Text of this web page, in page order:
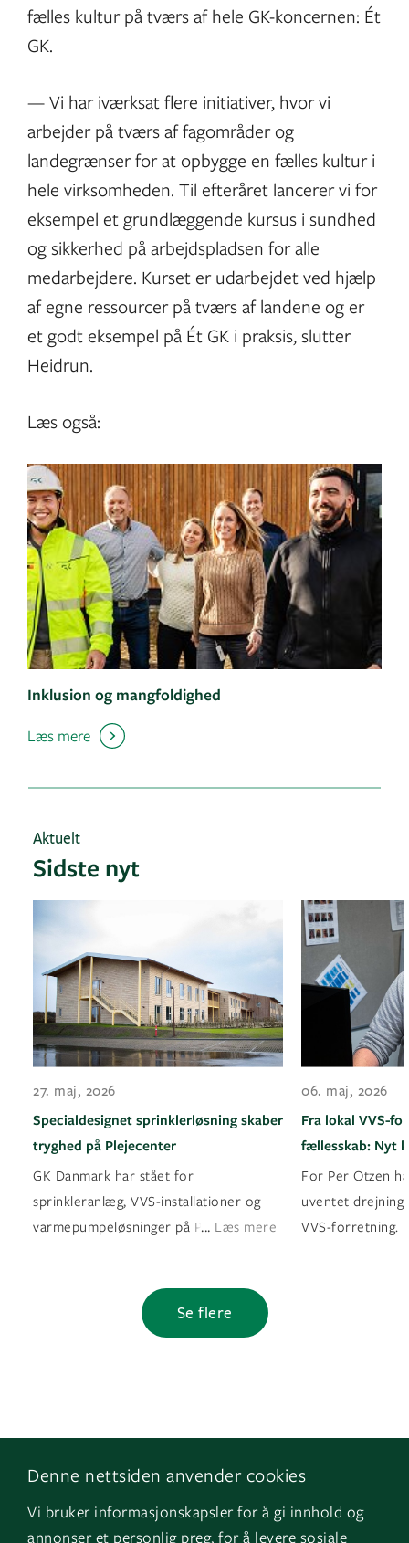
Denne nettsiden anvender cookies
Vi bruker informasjonskapsler for å gi innhold og
annonser et personlig preg, for å levere sosiale
fælles kultur på tværs af hele GK-koncernen: Ét
GK.
— Vi har iværksat flere initiativer, hvor vi
arbejder på tværs af fagområder og
landegrænser for at opbygge en fælles kultur i
hele virksomheden. Til efteråret lancerer vi for
eksempel et grundlæggende kursus i sundhed
og sikkerhed på arbejdspladsen for alle
medarbejdere. Kurset er udarbejdet ved hjælp
af egne ressourcer på tværs af landene og er
et godt eksempel på Ét GK i praksis, slutter
Heidrun.
Læs også:
Inklusion og mangfoldighed
Læs mere
Aktuelt
Sidste nyt
27. maj, 2026
Specialdesignet sprinklerløsning skaber
tryghed på Plejecenter
GK Danmark har stået for
sprinkleranlæg, VVS-installationer og
varmepumpeløsninger på Plejecente
... Læs mere
06. maj, 2026
Fra lokal VVS-
fællesskab: Nyt
For Per Otzen
uventet drejning
VVS-forretning.
Se flere
Følg os
Facebook
Naviger
Kontakt os